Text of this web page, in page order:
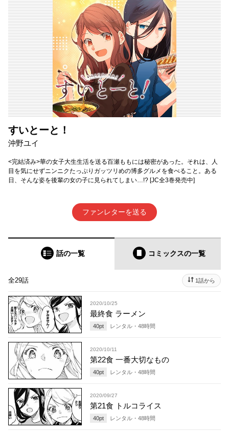
すいとーと！
沖野ユイ
<完結済み>華の女子大生生活を送る百瀬ももには秘密があった。それは、人
目を気にせずニンニクたっぷりガッツリめの博多グルメを食べること。ある
日、そんな姿を後輩の女の子に見られてしまい…!? [JC全3巻発売中]
ファンレターを送る
話の一覧 コミックスの一覧
全29話 1話から
2020/10/25
最終食 ラーメン
40pt レンタル・ 48時間
2020/10/11
第22食 一番大切なもの
40pt レンタル・ 48時間
2020/09/27
第21食 トルコライス
40pt レンタル・ 48時間